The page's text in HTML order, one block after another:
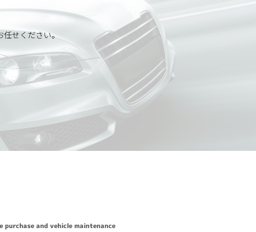
個人情報保護規程や体制を定め、その内
に対応いたします。
わせ先は、以下の通りです。
せください。
purchase and vehicle maintenance